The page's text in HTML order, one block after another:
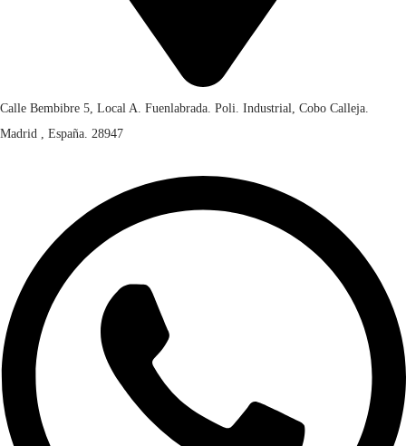
Calle Bembibre 5, Local A. Fuenlabrada. Poli. Industrial, Cobo Calleja.
Madrid , España. 28947